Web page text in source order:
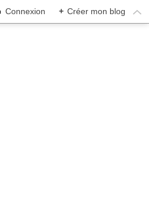
Connexion + Créer mon blog